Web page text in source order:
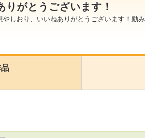
りがとうございます！
しおり、いいねありがとうございます！励み